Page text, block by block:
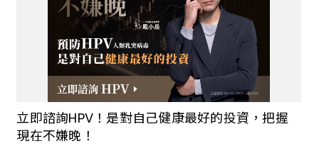
立即諮詢HPV！是對自己健康最好的投資，把握
現在不嫌晚！